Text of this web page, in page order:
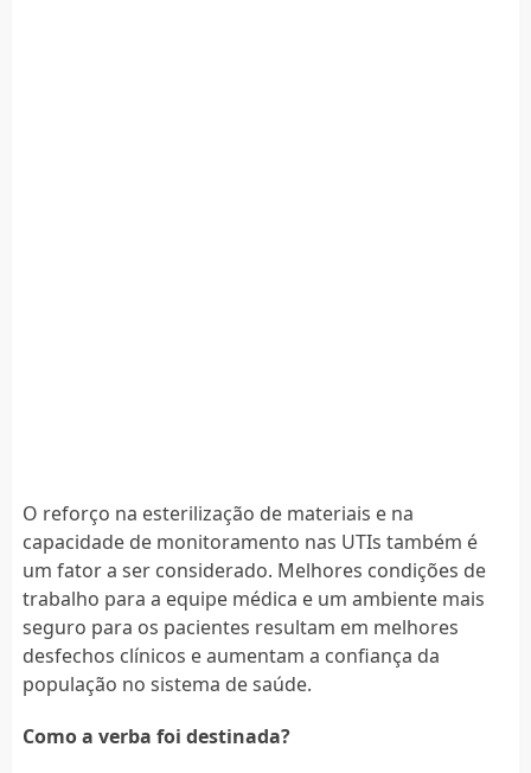
O reforço na esterilização de materiais e na
capacidade de monitoramento nas UTIs também é
um fator a ser considerado. Melhores condições de
trabalho para a equipe médica e um ambiente mais
seguro para os pacientes resultam em melhores
desfechos clínicos e aumentam a confiança da
população no sistema de saúde.
Como a verba foi destinada?